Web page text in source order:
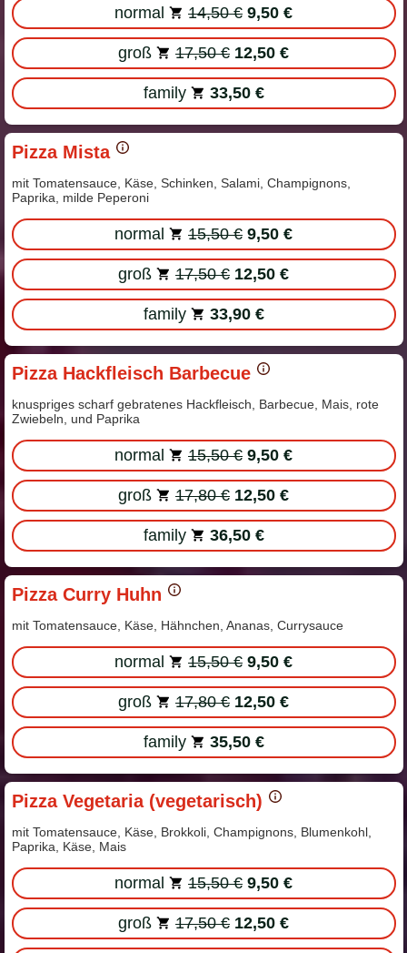
normal 14,50 € 9,50 €
groß 17,50 € 12,50 €
family 33,50 €
Pizza Mista
mit Tomatensauce, Käse, Schinken, Salami, Champignons,
Paprika, milde Peperoni
normal 15,50 € 9,50 €
groß 17,50 € 12,50 €
family 33,90 €
Pizza Hackfleisch Barbecue
knuspriges scharf gebratenes Hackfleisch, Barbecue, Mais, rote
Zwiebeln, und Paprika
normal 15,50 € 9,50 €
groß 17,80 € 12,50 €
family 36,50 €
Pizza Curry Huhn
mit Tomatensauce, Käse, Hähnchen, Ananas, Currysauce
normal 15,50 € 9,50 €
groß 17,80 € 12,50 €
family 35,50 €
Pizza Vegetaria (vegetarisch)
mit Tomatensauce, Käse, Brokkoli, Champignons, Blumenkohl,
Paprika, Käse, Mais
normal 15,50 € 9,50 €
groß 17,50 € 12,50 €